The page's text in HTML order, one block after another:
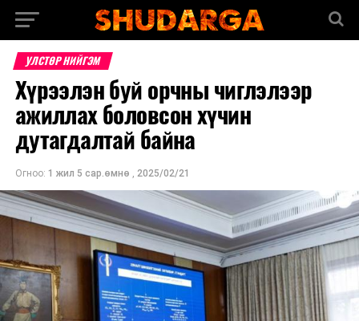
УЛСТӨР НИЙГЭМ
Хүрээлэн буй орчны чиглэлээр
ажиллах боловсон хүчин
дутагдалтай байна
Огноо: 1 жил 5 сар.өмнө , 2025/02/21